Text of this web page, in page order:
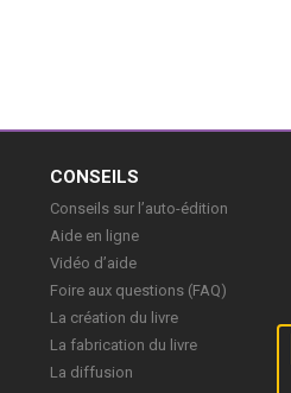
CONSEILS
Conseils sur l’auto-édition
Aide en ligne
Vidéo d’aide
Foire aux questions (FAQ)
La création du livre
La fabrication du livre
La diffusion